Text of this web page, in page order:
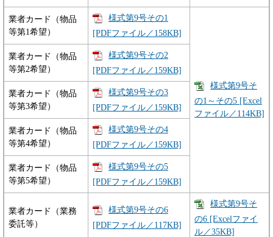
業者カード（物品
等第1希望）
様式第9号その1
[PDFファイル／158KB]
様式第9号そ
の1～その5 [Excel
ファイル／114KB]
業者カード（物品
等第2希望）
様式第9号その2
[PDFファイル／159KB]
業者カード（物品
等第3希望）
様式第9号その3
[PDFファイル／159KB]
業者カード（物品
等第4希望）
様式第9号その4
[PDFファイル／159KB]
業者カード（物品
等第5希望）
様式第9号その5
[PDFファイル／159KB]
業者カード（業務
委託等）
様式第9号その6
[PDFファイル／117KB]
様式第9号そ
の6 [Excelファイ
ル／35KB]